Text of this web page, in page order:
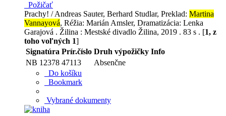
Požičať
Prachy! / Andreas Sauter, Berhard Studlar, Preklad: Martina
Vannayová, Réžia: Marián Amsler, Dramatizácia: Lenka
Garajová . Žilina : Mestské divadlo Žilina, 2019 . 83 s . [1, z
toho voľných 1]
Signatúra Prír.číslo Druh výpožičky Info
NB 12378 47113
Absenčne
Do košíku
Bookmark
Vybrané dokumenty